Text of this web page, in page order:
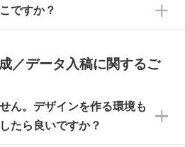
わせください。
ご入力いただくと、おおよ
をご確認いただけます。
します。
ちら
よって異なります。各商
ください
めご了承ください。
す。各ページにある商品
ブリスターパックなど)
とつずつ袋に入っていま
ン袋など)
装がされていない状態で
ですか？
可能です。なお、海外への
りませんので予めご了承く
／データ入稿に関するご
ん。デザインを作る環境も
たら良いですか？